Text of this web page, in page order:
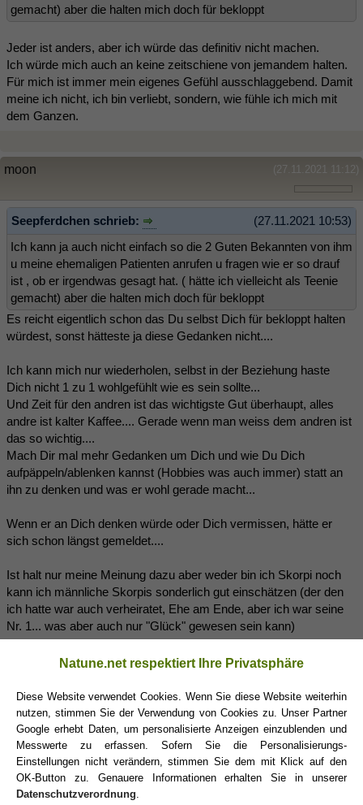
gemacht) aber die halten mich doch für bekloppt
Jeder ist anders, aber ich würde das definitiv nicht machen.
Ich würde mich auch an keine zeitschiene von jemandem halten.
Für mich ist immer mein eigenes Gefühl ausschlaggebend. Damit
meine ich nicht, ich bin verliebt, sondern, wie fühle ich mich mit
dem Ganzen.
(27.11.2021 11:12)
moon
(27.11.2021 10:53)
Seepferdchen schrieb:
Ich kann ja auch nicht einfach so die 2 Guten Bekannten von ihm
u meine ehemaligen Patienten anrufen u fragen wie er so drauf
ist , ob er irgendwas gesagt hat. ( hätte ich vielleicht als Teenie
gemacht) aber die halten mich doch für bekloppt
Es reicht eigentlich schon das Du selbst Dich für bekloppt halten
würdest, sonst hätteste ja diese Gedanken nicht....
Ich kann mich nur wiederholen, selbst in der Beziehung haste
Dich nicht 1 zu 1 wohlgefühlt wie es sein sollte...
Und Zeit für den andren ist das wichtigste Gut überhaupt, alles
andre ist kalter Kaffee.... Gerade wenn man weiss dem andren ist
das so wichtig....
Mach Dir mal mehr Gedanken um Dich und wie Du Dich
aufpäppeln/ablenken kannst (Hobbies was auch immer) statt an
ihn zu denken und was er wohl gerade macht...
Wenn er an Dich denken würde oder Dich vermissen, hätte er
sich schon längst gemeldet....
Ist halt nur meine Meinung dazu aber weder bin ich Skorpi noch
kann ich männliche Skorpis sonderlich gut einschätzen (der den
ich hatte war auch verheiratet, Ehe am Ende, aber ich war seine
Nr. 1... was aber auch nur "Glück" gewesen sein kann)
von
"Drum prüfe wer sich ewig bindet, auf das er nicht was Besseres
findet"
(27.11.2021 11:24)
Noiram
Natune.net respektiert Ihre Privatsphäre
Diese Website verwendet Cookies. Wenn Sie diese Website weiterhin
nutzen, stimmen Sie der Verwendung von Cookies zu. Unser Partner
Google erhebt Daten, um personalisierte Anzeigen einzublenden und
Messwerte zu erfassen. Sofern Sie die Personalisierungs-
Einstellungen nicht verändern, stimmen Sie dem mit Klick auf den
OK-Button zu. Genauere Informationen erhalten Sie in unserer
Datenschutzverordnung.